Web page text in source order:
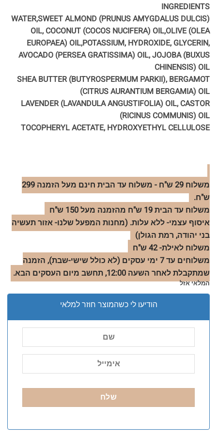
INGREDIENTS
WATER,SWEET ALMOND (PRUNUS AMYGDALUS DULCIS)
OIL, COCONUT (COCOS NUCIFERA) OIL,OLIVE (OLEA
EUROPAEA) OIL,POTASSIUM, HYDROXIDE, GLYCERIN,
AVOCADO (PERSEA GRATISSIMA) OIL, JOJOBA (BUXUS
CHINENSIS) OIL
SHEA BUTTER (BUTYROSPERMUM PARKII), BERGAMOT
(CITRUS AURANTIUM BERGAMIA) OIL
LAVENDER (LAVANDULA ANGUSTIFOLIA) OIL, CASTOR
(RICINUS COMMUNIS) OIL
TOCOPHERYL ACETATE, HYDROXYETHYL CELLULOSE
משלוח 29 ש"ח - משלוח עד הבית חינם מעל הזמנה 299
ש"ח.
משלוח עד הבית 19 ש"ח מהזמנה מעל 150 ש"ח
איסוף עצמי- ללא עלות. (מחנות המפעל שלנו- אזור תעשיה
בני יהודה, רמת הגולן)
משלוח לאילת- 42 ש"ח
משלוחים עד 7 ימי עסקים (לא כולל שישי-שבת), הזמנה
שמתקבלת לאחר השעה 12:00, תחשב מיום העסקים הבא.
המלאי אזל
הודיעו לי כשהמוצר חוזר למלאי